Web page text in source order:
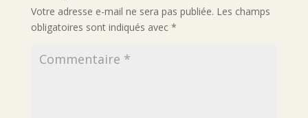
Votre adresse e-mail ne sera pas publiée. Les champs
obligatoires sont indiqués avec *